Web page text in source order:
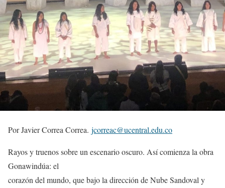
Por Javier Correa Correa. jcorreac@ucentral.edu.co
Rayos y truenos sobre un escenario oscuro. Así comienza la obra
Gonawindúa: el
corazón del mundo, que bajo la dirección de Nube Sandoval y